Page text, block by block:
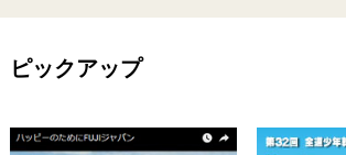
ピックアップ